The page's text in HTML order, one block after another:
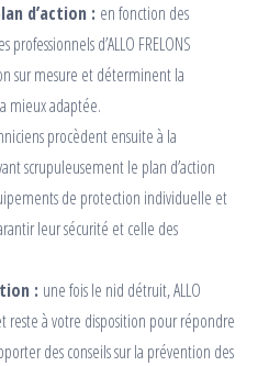
d’action : en fonction des
d’ALLO FRELONS
sur mesure et déterminent la
mieux adaptée.
procèdent ensuite à la
scrupuleusement le plan d’action
de protection individuelle et
leur sécurité et celle des
: une fois le nid détruit, ALLO
reste à votre disposition pour répondre
des conseils sur la prévention des